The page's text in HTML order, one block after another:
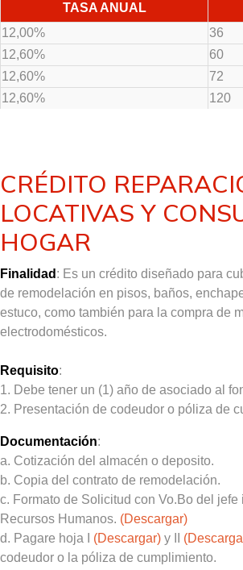
TASA ANUAL
12,00%
36
12,60%
60
12,60%
72
12,60%
120
CRÉDITO
LOCATIVAS Y
HOGAR
Finalidad : Es un crédito diseñado para
de remodelación en pisos, baños,
estuco, como también para la compra de
electrodomésticos.
Requisito:
1. Debe tener un (1) año de asociado al
2. Presentación de codeudor o póliza de
Documentación:
a. Cotización del almacén o deposito.
b. Copia del contrato de remodelación.
c. Formato de Solicitud con Vo.Bo del jefe
Recursos Humanos. (Descargar)
d. Pagare hoja I (Descargar) y II
codeudor o la póliza de cumplimiento.